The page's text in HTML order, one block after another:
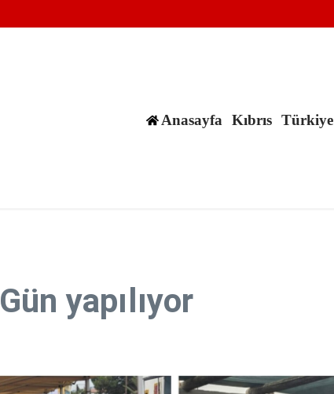
Anasayfa Kıbrıs Türkiye
yapılıyor